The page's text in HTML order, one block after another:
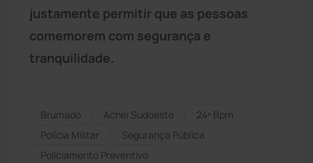
justamente permitir que as pessoas
comemorem com segurança e
tranquilidade.
Brumado Achei Sudoeste
24º Bpm
Polícia Militar
Segurança Pública
Policiamento Preventivo